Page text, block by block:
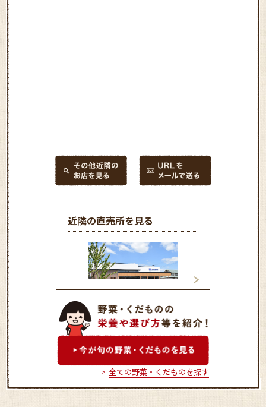
近隣の直売所を見る
農協市場館 彩菜やまぐち 農協市場館 西谷
全ての野菜・くだものを探す